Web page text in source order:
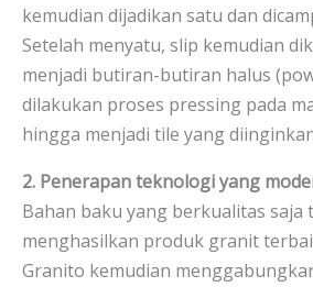
kemudian dijadikan satu dan
Setelah menyatu, slip kemudian
menjadi butiran-butiran halus
dilakukan proses pressing pada
hingga menjadi tile yang
2. Penerapan teknologi yang
Bahan baku yang berkualitas
menghasilkan produk granit
Granito kemudian